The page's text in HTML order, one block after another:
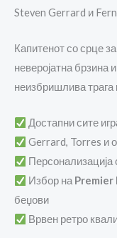
Steven Gerrard и
Капитенот со срце
неверојатна брзина
неизбришлива трага
Достапни сите
Gerrard, Torres и
Персонализација
Избор на Premier
беџови
Врвен ретро